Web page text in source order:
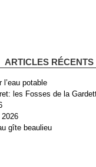
ARTICLES RÉCENTS
potable
les Fosses de la
gîte beaulieu